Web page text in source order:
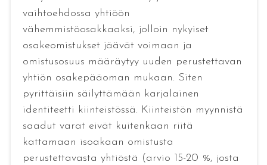
vaihtoehdossa yhtiöön
vähemmistöosakkaaksi, jolloin nykyiset
osakeomistukset jäävät voimaan ja
omistusosuus määräytyy uuden perustettavan
yhtiön osakepääoman mukaan. Siten
pyrittäisiin säilyttämään karjalainen
identiteetti kiinteistössä. Kiinteistön myynnistä
saadut varat eivät kuitenkaan riitä
kattamaan isoakaan omistusta
perustettavasta yhtiöstä (arvio 15-20 %, josta